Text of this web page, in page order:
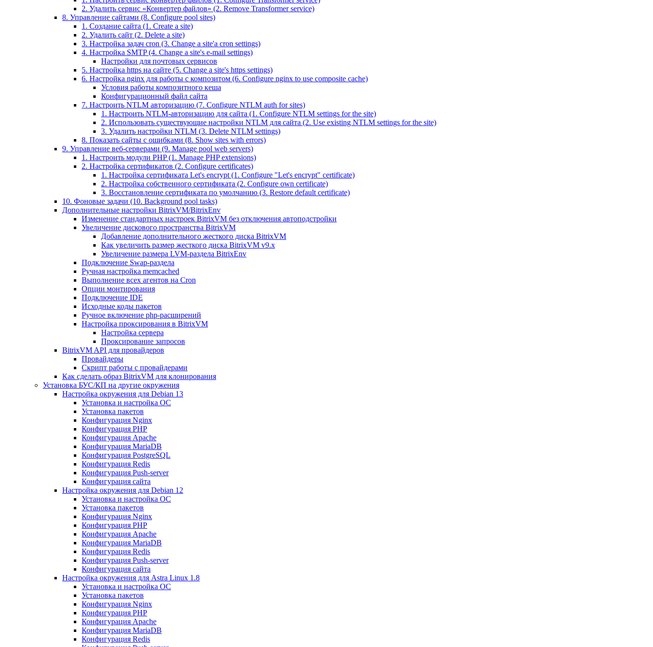
2. Удалить сервис «Конвертер файлов» (2. Remove Transformer service)
8. Управление сайтами (8. Configure pool sites)
1. Создание сайта (1. Create a site)
2. Удалить сайт (2. Delete a site)
3. Настройка задач cron (3. Change a site'a cron settings)
4. Настройка SMTP (4. Change a site's e-mail settings)
Настройки для почтовых сервисов
5. Настройка https на сайте (5. Change a site's https settings)
6. Настройка nginx для работы с композитом (6. Configure nginx to use composite cache)
Условия работы композитного кеша
Конфигурационный файл сайта
7. Настроить NTLM авторизацию (7. Configure NTLM auth for sites)
1. Настроить NTLM-авторизацию для сайта (1. Configure NTLM settings for the site)
2. Использовать существующие настройки NTLM для сайта (2. Use existing NTLM settings for the site)
3. Удалить настройки NTLM (3. Delete NTLM settings)
8. Показать сайты с ошибками (8. Show sites with errors)
9. Управление веб-серверами (9. Manage pool web servers)
1. Настроить модули PHP (1. Manage PHP extensions)
2. Настройка сертификатов (2. Configure certificates)
1. Настройка сертификата Let's encrypt (1. Configure "Let's encrypt" certificate)
2. Настройка собственного сертификата (2. Configure own certificate)
3. Восстановление сертификата по умолчанию (3. Restore default certificate)
10. Фоновые задачи (10. Background pool tasks)
Дополнительные настройки BitrixVM/BitrixEnv
Изменение стандартных настроек BitrixVM без отключения автоподстройки
Увеличение дискового пространства BitrixVM
Добавление дополнительного жесткого диска BitrixVM
Как увеличить размер жесткого диска BitrixVM v9.x
Увеличение размера LVM-раздела BitrixEnv
Подключение Swap-раздела
Ручная настройка memcached
Выполнение всех агентов на Cron
Опции монтирования
Подключение IDE
Исходные коды пакетов
Ручное включение php-расширений
Настройка проксирования в BitrixVM
Настройка сервера
Проксирование запросов
BitrixVM API для провайдеров
Провайдеры
Скрипт работы с провайдерами
Как сделать образ BitrixVM для клонирования
Установка БУС/КП на другие окружения
Настройка окружения для Debian 13
Установка и настройка ОС
Установка пакетов
Конфигурация Nginx
Конфигурация PHP
Конфигурация Apache
Конфигурация MariaDB
Конфигурация PostgreSQL
Конфигурация Redis
Конфигурация Push-server
Конфигурация сайта
Настройка окружения для Debian 12
Установка и настройка ОС
Установка пакетов
Конфигурация Nginx
Конфигурация PHP
Конфигурация Apache
Конфигурация MariaDB
Конфигурация Redis
Конфигурация Push-server
Конфигурация сайта
Настройка окружения для Astra Linux 1.8
Установка и настройка ОС
Установка пакетов
Конфигурация Nginx
Конфигурация PHP
Конфигурация Apache
Конфигурация MariaDB
Конфигурация Redis